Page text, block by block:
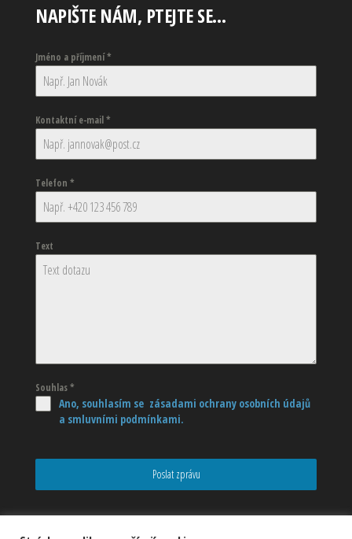
NAPIŠTE NÁM, PTEJTE SE…
Jméno a příjmení*
Kontaktní e-mail*
Telefon *
Text
Souhlas*
Ano, souhlasím se zásadami ochrany osobních údajů
a smluvními podmínkami.
Poslat zprávu